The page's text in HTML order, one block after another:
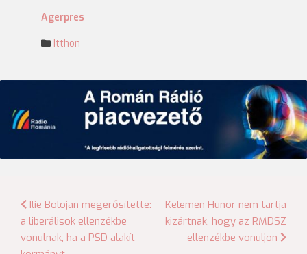
Agerpres
Itthon
Bejegyzés
navigáció
Ilie Bolojan megerősítette:
a liberálisok ellenzékbe
vonulnak, ha a PSD alakít
Kelemen Hunor nem tartja
kizártnak, hogy az RMDSZ
ellenzékbe vonuljon